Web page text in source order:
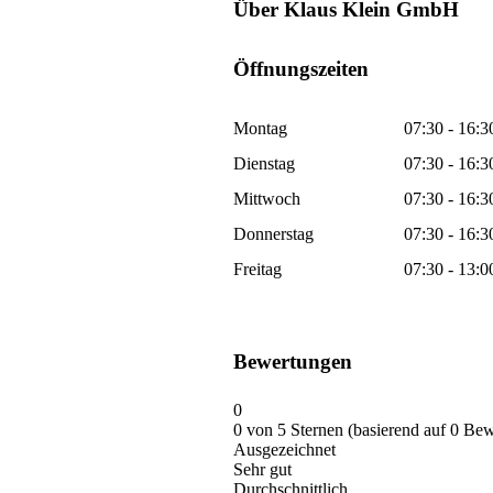
Über Klaus Klein GmbH
Öffnungszeiten
Montag
07:30 -
Dienstag
07:30 -
Mittwoch
07:30 -
Donnerstag
07:30 -
Freitag
07:30 -
Bewertungen
0
0 von 5 Sternen (basierend auf 0
Ausgezeichnet
Sehr gut